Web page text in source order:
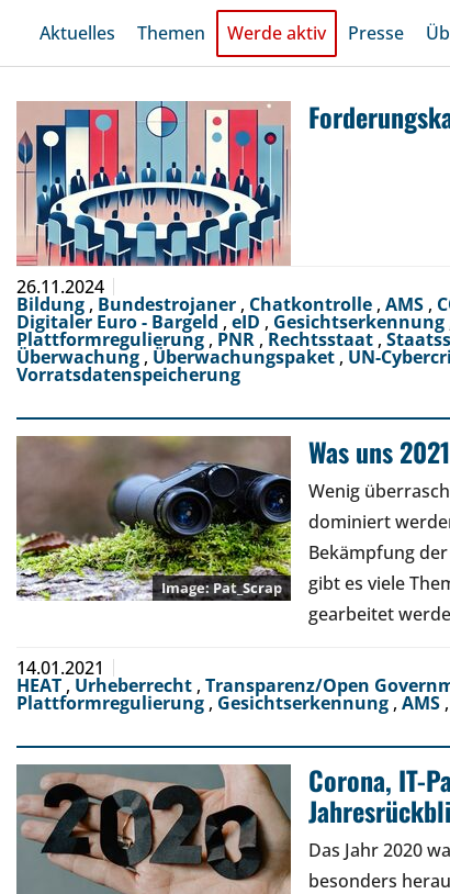
Aktuelles Themen Werde aktiv Presse
26.11.2024
Bildung , Bundestrojaner , Chatkontrolle , AMS ,
Digitaler Euro - Bargeld , eID , Gesichtserkennung
Plattformregulierung , PNR , Rechtsstaat ,
Überwachung , Überwachungspaket , UN-
Vorratsdatenspeicherung
Pat_Scrap
Was uns
Wenig
dominiert
Bekämpfung
gibt es viele
gearbeitet
14.01.2021
HEAT , Urheberrecht , Transparenz/Open
Plattformregulierung , Gesichtserkennung , AMS ,
Corona, IT-
Das Jahr 2020
besonders